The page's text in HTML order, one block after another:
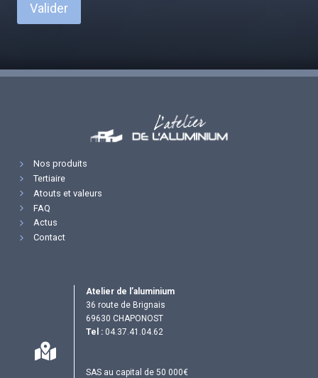
Valider
Nos produits
Tertiaire
Atouts et valeurs
FAQ
Actus
Contact
Atelier de l’aluminium
36 route de Brignais
69630 CHAPONOST
Tel : 04.37.41.04.62
SAS au capital de 50 000€